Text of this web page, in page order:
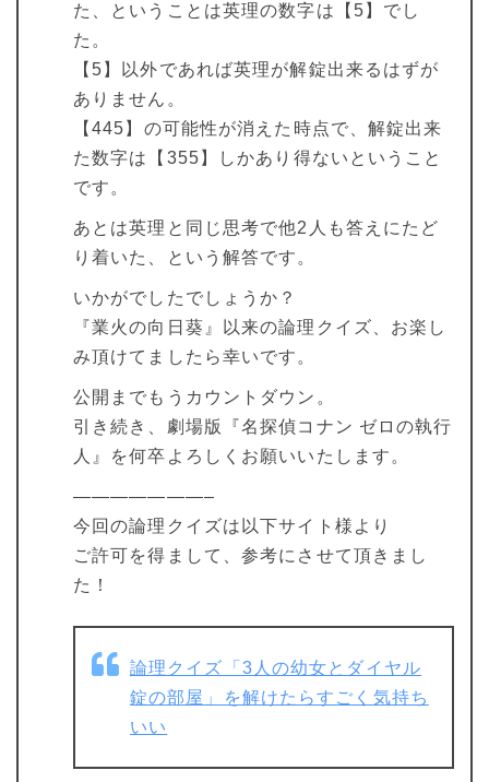
た、ということは英理の数字は【5】でし
た。
【5】以外であれば英理が解錠出来るはずが
ありません。
【445】の可能性が消えた時点で、解錠出来
た数字は【355】しかあり得ないということ
です。
あとは英理と同じ思考で他2人も答えにたど
り着いた、という解答です。
いかがでしたでしょうか？
『業火の向日葵』以来の論理クイズ、お楽し
み頂けてましたら幸いです。
公開までもうカウントダウン。
引き続き、劇場版『名探偵コナン ゼロの執行
人』を何卒よろしくお願いいたします。
———————–
今回の論理クイズは以下サイト様より
ご許可を得まして、参考にさせて頂きまし
た！
論理クイズ「3人の幼女とダイヤル
錠の部屋」を解けたらすごく気持ち
いい